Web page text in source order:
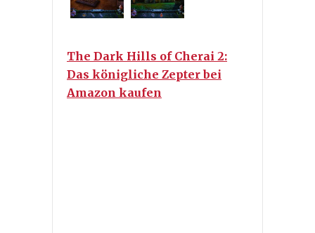
The Dark Hills of Cherai 2:
Das königliche Zepter bei
Amazon kaufen